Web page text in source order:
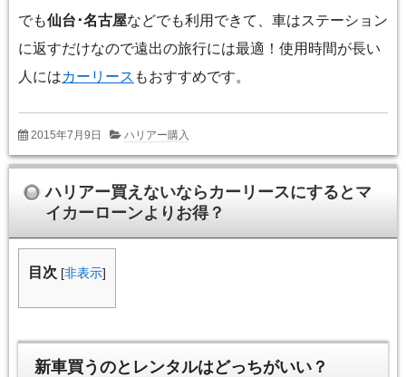
でも仙台･名古屋などでも利用できて、車はステーション
に返すだけなので遠出の旅行には最適！使用時間が長い
人にはカーリース もおすすめです。
2015年7月9日 ハリアー購入
ハリアー買えないならカーリースにするとマ
イカーローンよりお得？
目次 [非表示]
新車買うのとレンタルはどっちがいい？